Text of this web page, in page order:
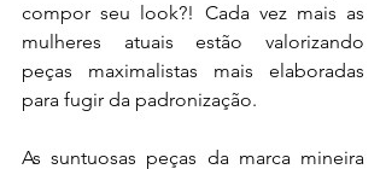
compor seu look?! Cada vez mais as
mulheres atuais estão valorizando
peças maximalistas mais elaboradas
para fugir da padronização.
As suntuosas peças da marca mineira